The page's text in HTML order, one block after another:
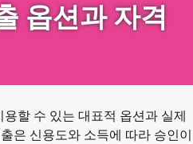
옵션과 자격
할 수 있는 대표적 옵션과 실제
은 신용도와 소득에 따라 승인이